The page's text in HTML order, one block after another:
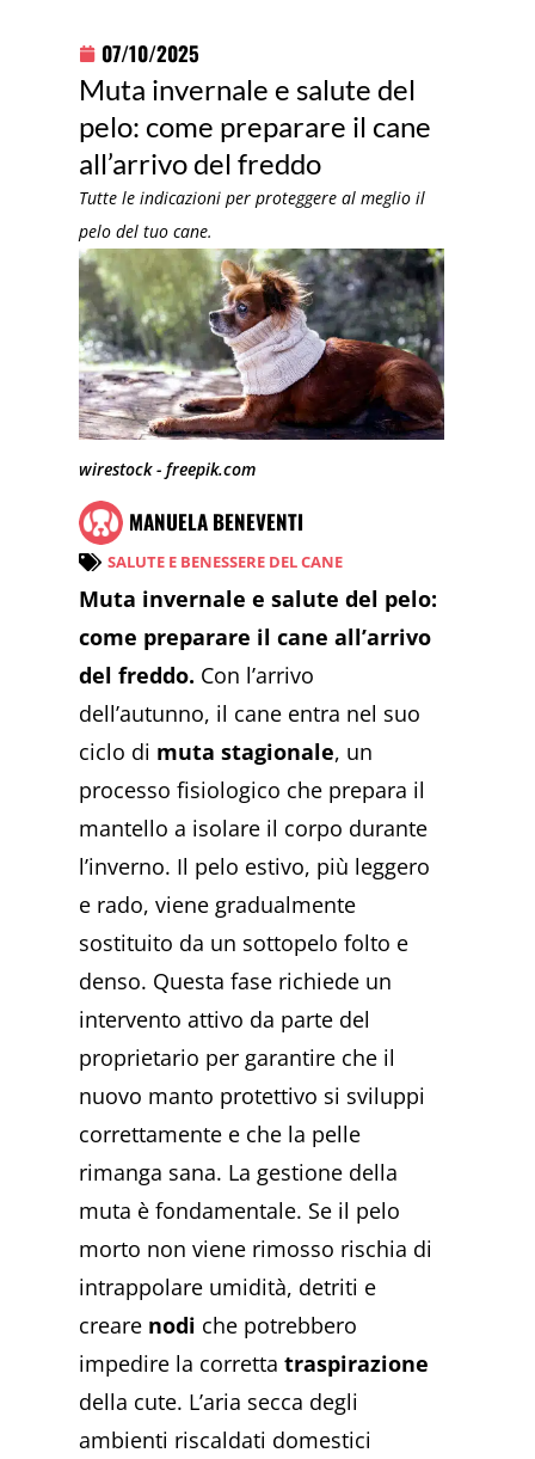
07/10/2025
Muta invernale e salute del
pelo: come preparare il cane
all’arrivo del freddo
Tutte le indicazioni per proteggere al meglio il
pelo del tuo cane.
wirestock - freepik.com
MANUELA BENEVENTI
SALUTE E BENESSERE DEL CANE
Muta invernale e salute del pelo:
come preparare il cane all’arrivo
del freddo. Con l’arrivo
dell’autunno, il cane entra nel suo
ciclo di muta stagionale, un
processo fisiologico che prepara il
mantello a isolare il corpo durante
l’inverno. Il pelo estivo, più leggero
e rado, viene gradualmente
sostituito da un sottopelo folto e
denso. Questa fase richiede un
intervento attivo da parte del
proprietario per garantire che il
nuovo manto protettivo si sviluppi
correttamente e che la pelle
rimanga sana. La gestione della
muta è fondamentale. Se il pelo
morto non viene rimosso rischia di
intrappolare umidità, detriti e
creare nodi che potrebbero
impedire la correttatraspirazione
della cute. L’aria secca degli
ambienti riscaldati domestici